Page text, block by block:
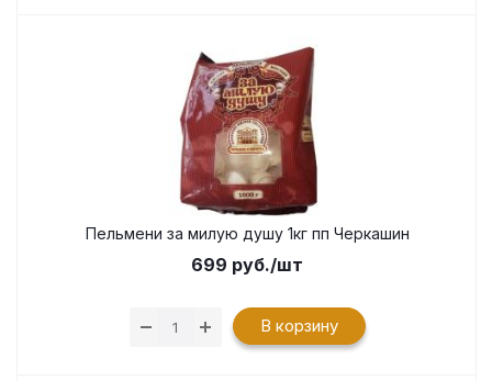
Пельмени за милую душу 1кг пп Черкашин
699 руб./шт
В корзину